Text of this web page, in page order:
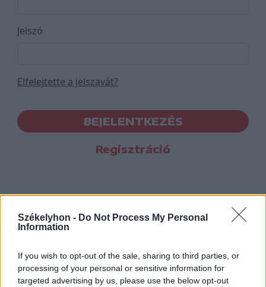
Székelyhon - Do Not Process My Personal
Information
If you wish to opt-out of the sale, sharing to third parties, or
processing of your personal or sensitive information for
targeted advertising by us, please use the below opt-out
Jelszó
Elfelejtette a jelszavát?
BEJELENTKEZÉS
Regisztráció